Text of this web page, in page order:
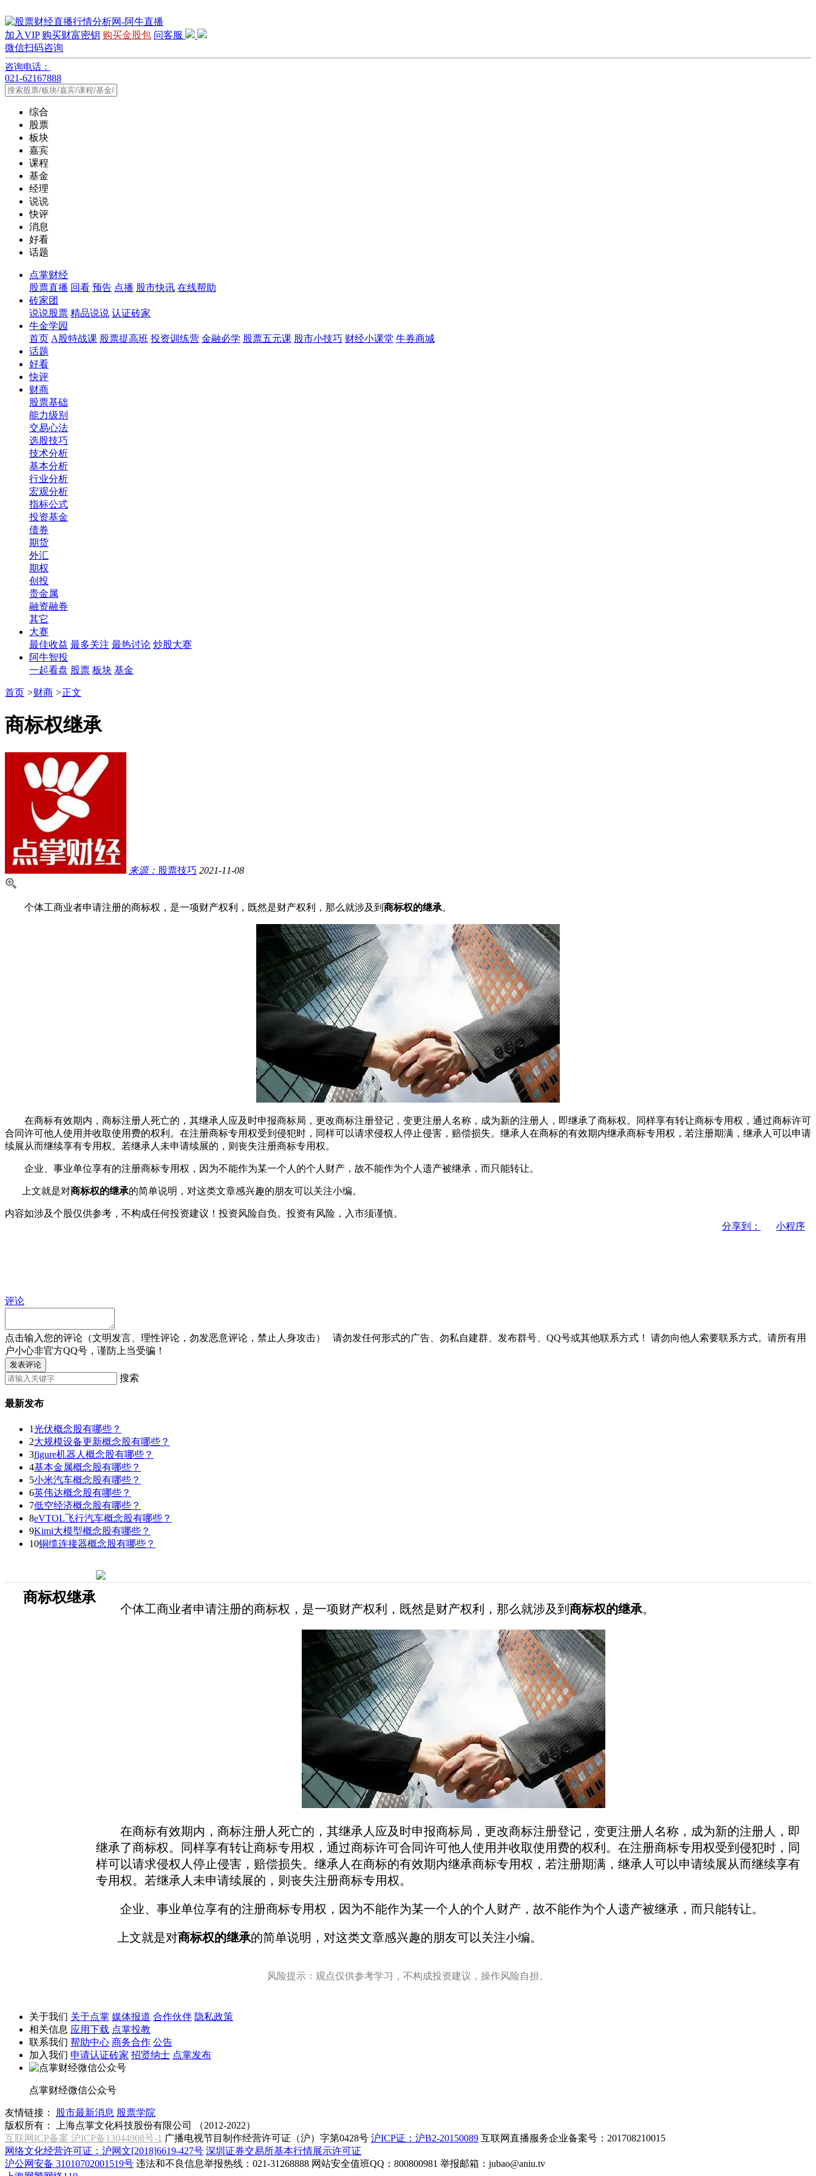
加入VIP 购买财富密钥 购买金股包 问客服
微信扫码咨询
咨询电话：
021-62167888
综合
股票
板块
嘉宾
课程
基金
经理
说说
快评
消息
好看
话题
点掌财经
股票直播 回看 预告 点播 股市快讯 在线帮助
砖家团
说说股票 精品说说 认证砖家
牛金学园
首页 A股特战课 股票提高班 投资训练营 金融必学 股票五元课 股市小技巧 财经小课堂 牛券商城
话题
好看
快评
财商
股票基础
能力级别
交易心法
选股技巧
技术分析
基本分析
行业分析
宏观分析
指标公式
投资基金
债券
期货
外汇
期权
创投
贵金属
融资融券
其它
大赛
最佳收益 最多关注 最热讨论 炒股大赛
阿牛智投
一起看盘 股票 板块 基金
首页 >财商 >正文
商标权继承
来源： 股票技巧 2021-11-08
个体工商业者申请注册的商标权，是一项财产权利，既然是财产权利，那么就涉及到 商标权的继承。
在商标有效期内，商标注册人死亡的，其继承人应及时申报商标局，更改商标注册登记，变更注册人名称，成为新的注册人，即继承了商标权。同样享有转让商标专用权，通过商标许可
合同许可他人使用并收取使用费的权利。在注册商标专用权受到侵犯时，同样可以请求侵权人停止侵害，赔偿损失。继承人在商标的有效期内继承商标专用权，若注册期满，继承人可以申请
续展从而继续享有专用权。若继承人未申请续展的，则丧失注册商标专用权。
企业、事业单位享有的注册商标专用权，因为不能作为某一个人的个人财产，故不能作为个人遗产被继承，而只能转让。
上文就是对商标权的继承的简单说明，对这类文章感兴趣的朋友可以关注小编。
内容如涉及个股仅供参考，不构成任何投资建议！投资风险自负。投资有风险，入市须谨慎。
分享到：
小程序
评论
点击输入您的评论（文明发言、理性评论，勿发恶意评论，禁止人身攻击） 请勿发任何形式的广告、勿私自建群、发布群号、QQ号或其他联系方式！
请勿向他人索要联系方式。请所有用
户小心非官方QQ号，谨防上当受骗！
发表评论
搜索
最新发布
1光伏概念股有哪些？
2大规模设备更新概念股有哪些？
3figure机器人概念股有哪些？
4基本金属概念股有哪些？
5小米汽车概念股有哪些？
6英伟达概念股有哪些？
7低空经济概念股有哪些？
8eVTOL飞行汽车概念股有哪些？
9Kimi大模型概念股有哪些？
10铜缆连接器概念股有哪些？
商标权继承
个体工商业者申请注册的商标权，是一项财产权利，既然是财产权利，那么就涉及到 商标权的继承。
在商标有效期内，商标注册人死亡的，其继承人应及时申报商标局，更改商标注册登记，变更注册人名称，成为新的注册人，即
继承了商标权。同样享有转让商标专用权，通过商标许可合同许可他人使用并收取使用费的权利。在注册商标专用权受到侵犯时，同
样可以请求侵权人停止侵害，赔偿损失。继承人在商标的有效期内继承商标专用权，若注册期满，继承人可以申请续展从而继续享有
专用权。若继承人未申请续展的，则丧失注册商标专用权。
企业、事业单位享有的注册商标专用权，因为不能作为某一个人的个人财产，故不能作为个人遗产被继承，而只能转让。
上文就是对商标权的继承的简单说明，对这类文章感兴趣的朋友可以关注小编。
风险提示：观点仅供参考学习，不构成投资建议，操作风险自担。
关于我们 关于点掌 媒体报道 合作伙伴 隐私政策
相关信息 应用下载 点掌投教
联系我们 帮助中心 商务合作 公告
加入我们 申请认证砖家 招贤纳士 点掌发布
点掌财经微信公众号
友情链接： 股市最新消息 股票学院
版权所有：
上海点掌文化科技股份有限公司 （2012-2022）
互联网ICP备案 沪ICP备13044908号-1 广播电视节目制作经营许可证（沪）字第0428号 沪ICP证：沪B2-20150089 互联网直播服务企业备案号：201708210015
网络文化经营许可证：沪网文[2018]6619-427号 深圳证券交易所基本行情展示许可证
沪公网安备 31010702001519号 违法和不良信息举报热线：021-31268888 网站安全值班QQ：800800981 举报邮箱： jubao@aniu.tv